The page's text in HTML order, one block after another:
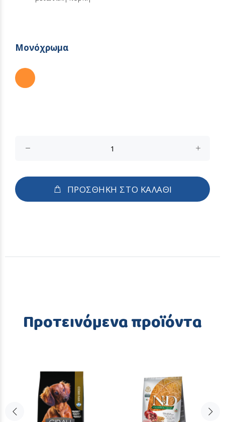
Μονόχρωμα
ΠΡΟΣΘΗΚΗ ΣΤΟ ΚΑΛΑΘΙ
Προτεινόμενα προϊόντα